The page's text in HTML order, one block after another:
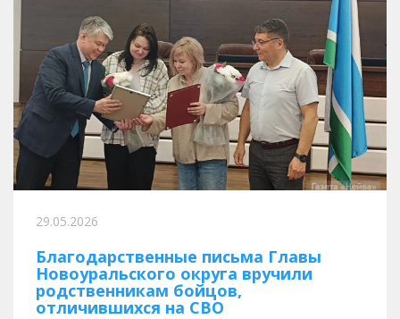
29.05.2026
Благодарственные письма Главы
Новоуральского округа вручили
родственникам бойцов,
отличившихся на СВО